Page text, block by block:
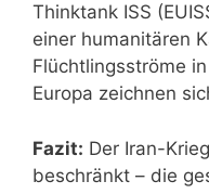
Thinktank ISS
einer humanitären
Flüchtlingsströme
Europa zeichnen
Fazit: Der Iran-
beschränkt – die